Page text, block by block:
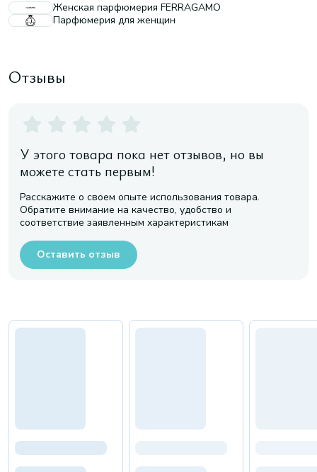
Женская парфюмерия FERRAGAMO
Парфюмерия для женщин
Отзывы
У этого товара пока нет отзывов, но вы
можете стать первым!
Расскажите о своем опыте использования товара.
Обратите внимание на качество, удобство и
соответствие заявленным характеристикам
Оставить отзыв